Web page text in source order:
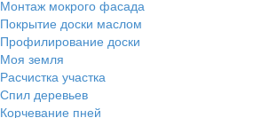
Монтаж мокрого фасада
Покрытие доски маслом
Профилирование доски
Моя земля
Расчистка участка
Спил деревьев
Корчевание пней